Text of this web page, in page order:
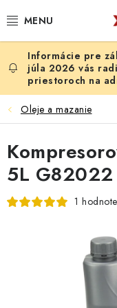
na
REALIZÁCIE &
AKCIE A NOVINKY
NÁRADIE PODĽA
VYBAVENIE DIELNE
ČISTENIE A UMÝVANIE
júla 2026 vás
priestoroch na
Oleje a mazanie
5L G82022
1